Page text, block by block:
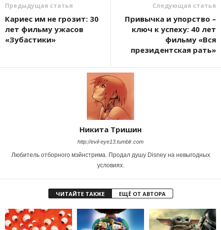
Предыдущая статья
Кариес им не грозит: 30
лет фильму ужасов
«Зубастики»
Следующая статья
Привычка и упорство –
ключ к успеху: 40 лет
фильму «Вся
президентская рать»
Никита Тришин
http://evil-eye13.tumblr.com
Любитель отборного мэйнстрима. Продал душу Disney на невыгодных
условиях.
ЧИТАЙТЕ ТАКЖЕ ЕЩЁ ОТ АВТОРА